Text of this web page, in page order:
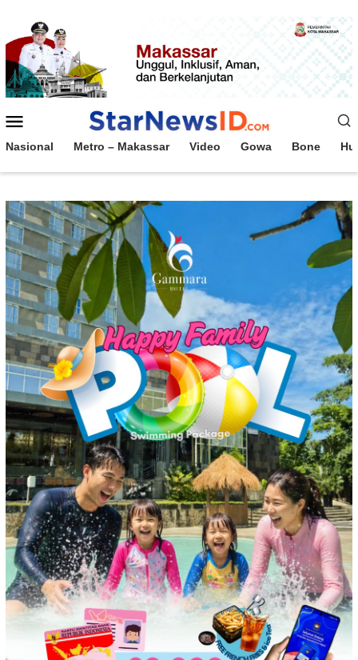
konten
Mobile
Nasional Metro – Makassar Video Gowa Bone